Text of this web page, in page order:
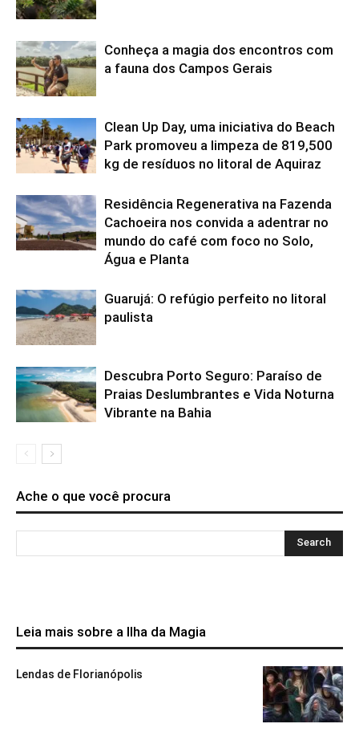
Conheça a magia dos encontros com
a fauna dos Campos Gerais
Clean Up Day, uma iniciativa do Beach
Park promoveu a limpeza de 819,500
kg de resíduos no litoral de Aquiraz
Residência Regenerativa na Fazenda
Cachoeira nos convida a adentrar no
mundo do café com foco no Solo,
Água e Planta
Guarujá: O refúgio perfeito no litoral
paulista
Descubra Porto Seguro: Paraíso de
Praias Deslumbrantes e Vida Noturna
Vibrante na Bahia
Ache o que você procura
Leia mais sobre a Ilha da Magia
Lendas de Florianópolis